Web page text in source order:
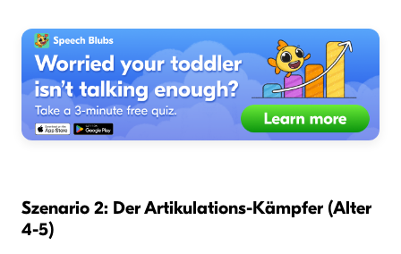
Szenario 2: Der Artikulations-Kämpfer (Alter
4-5)